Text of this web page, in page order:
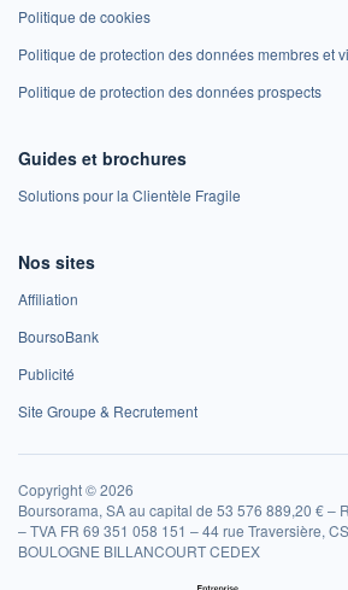
Politique de cookies
Politique de protection des données membres et
Politique de protection des données prospects
Guides et brochures
Solutions pour la Clientèle Fragile
Nos sites
Affiliation
BoursoBank
Publicité
Site Groupe & Recrutement
Copyright © 2026
Boursorama, SA au capital de 53 576 889,20 € –
– TVA FR 69 351 058 151 – 44 rue Traversière,
BOULOGNE BILLANCOURT CEDEX